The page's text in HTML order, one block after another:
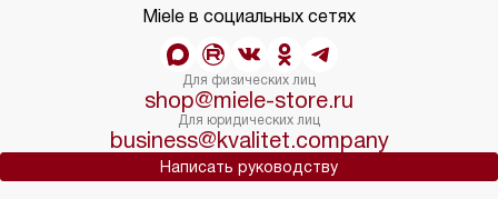
Miele в социальных сетях
Для физических лиц
shop@miele-store.ru
Для юридических лиц
business@kvalitet.company
Написать руководству